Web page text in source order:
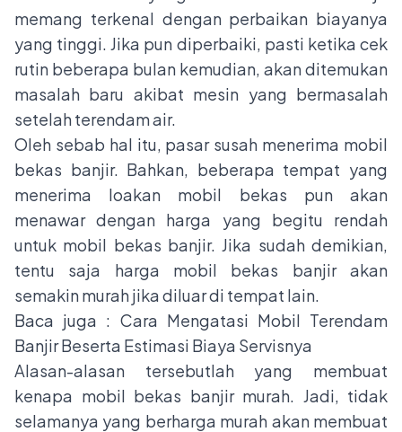
memang terkenal dengan perbaikan biayanya
yang tinggi. Jika pun diperbaiki, pasti ketika cek
rutin beberapa bulan kemudian, akan ditemukan
masalah baru akibat mesin yang bermasalah
setelah terendam air.
Oleh sebab hal itu, pasar susah menerima mobil
bekas banjir. Bahkan, beberapa tempat yang
menerima loakan mobil bekas pun akan
menawar dengan harga yang begitu rendah
untuk mobil bekas banjir. Jika sudah demikian,
tentu saja harga mobil bekas banjir akan
semakin murah jika diluar di tempat lain.
Baca juga : Cara Mengatasi Mobil Terendam
Banjir Beserta Estimasi Biaya Servisnya
Alasan-alasan tersebutlah yang membuat
kenapa mobil bekas banjir murah. Jadi, tidak
selamanya yang berharga murah akan membuat